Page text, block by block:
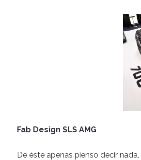
Fab Design SLS AMG
De éste apenas pienso decir